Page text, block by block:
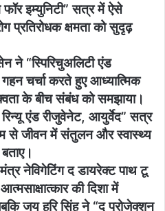
फॉर इम्युनिटी” सत्र में ऐसे
प्रतिरोधक क्षमता को सुदृढ़
ने “स्पिरिचुअलिटी एंड
गहन चर्चा करते हुए आध्यात्मिक
के बीच संबंध को समझाया।
रिन्यू एंड रीजुवेनेट, आयुर्वेद” सत्र
से जीवन में संतुलन और स्वास्थ्य
नेविगेटिंग द डायरेक्ट पाथ टू
की दिशा में
जय हरि सिंह ने “द प्रोजेक्शन